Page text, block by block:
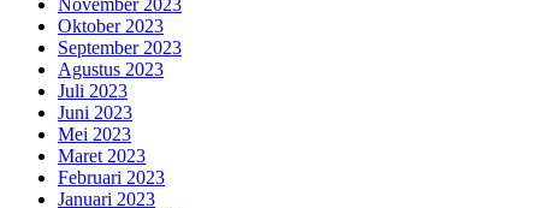
November 2023
Oktober 2023
September 2023
Agustus 2023
Juli 2023
Juni 2023
Mei 2023
Maret 2023
Februari 2023
Januari 2023